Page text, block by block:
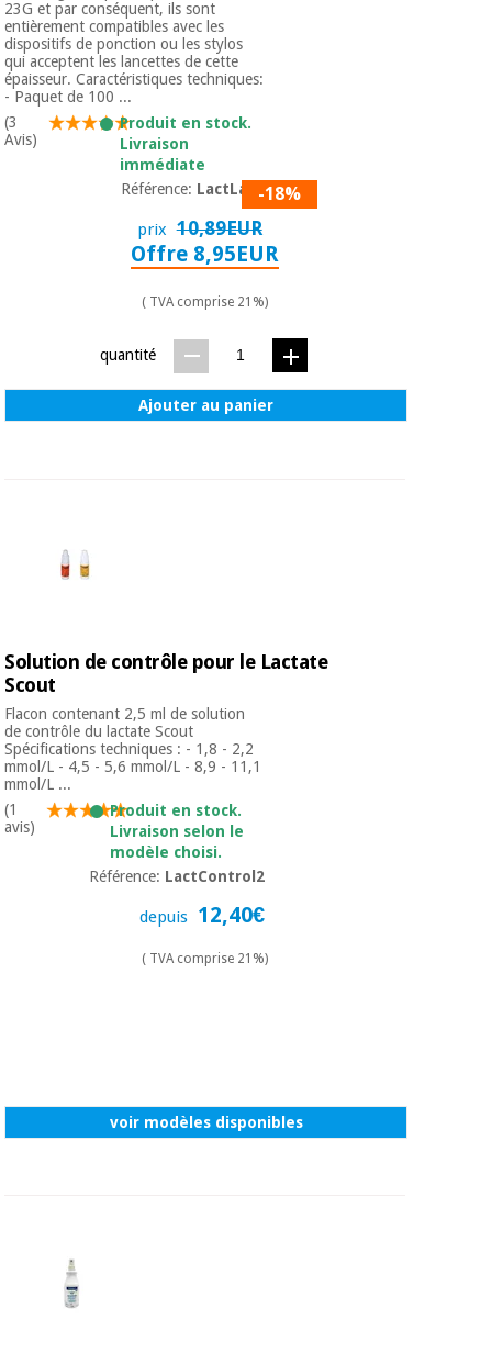
23G et par conséquent, ils sont
entièrement compatibles avec les
dispositifs de ponction ou les stylos
qui acceptent les lancettes de cette
épaisseur. Caractéristiques techniques:
- Paquet de 100 ...
(3
Avis)
Produit en stock.
Livraison
immédiate
Référence: LactLanc-18%
prix 10,89EUR
Offre 8,95EUR
( TVA comprise 21%)
quantité
Ajouter au panier
Solution de contrôle pour le Lactate
Scout
Flacon contenant 2,5 ml de solution
de contrôle du lactate Scout
Spécifications techniques : - 1,8 - 2,2
mmol/L - 4,5 - 5,6 mmol/L - 8,9 - 11,1
mmol/L ...
(1
avis)
Produit en stock.
Livraison selon le
modèle choisi.
Référence: LactControl2
depuis 12,40€
( TVA comprise 21%)
voir modèles disponibles